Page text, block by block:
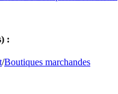
:
/Boutiques marchandes